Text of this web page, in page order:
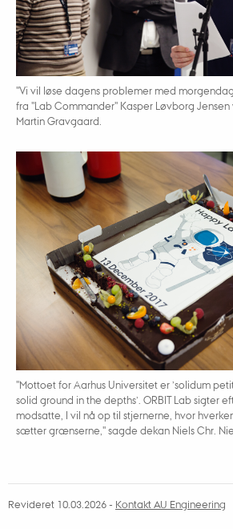
"Vi vil løse dagens problemer med
fra "Lab Commander" Kasper Løvborg
Martin Gravgaard.
"Mottoet for Aarhus Universitet er ’solidum
solid ground in the depths’. ORBIT Lab sigter
modsatte, I vil nå op til stjernerne, hvor
sætter grænserne," sagde dekan Niels Chr.
Revideret 10.03.2026- Kontakt AU Engineering